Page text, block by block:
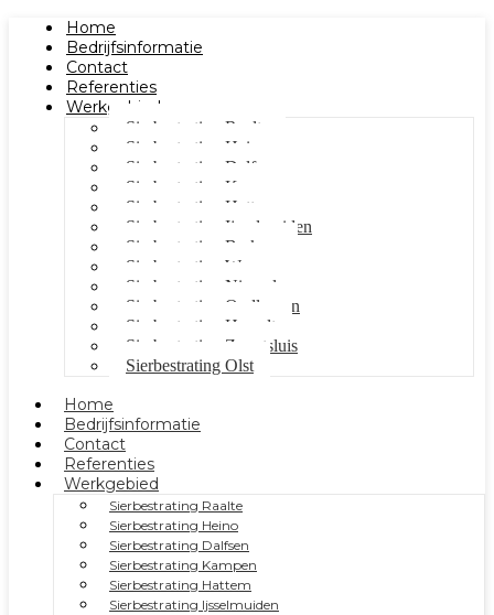
Home
Bedrijfsinformatie
Contact
Referenties
Werkgebied
Sierbestrating Raalte
Sierbestrating Heino
Sierbestrating Dalfsen
Sierbestrating Kampen
Sierbestrating Hattem
Sierbestrating Ijsselmuiden
Sierbestrating Berkum
Sierbestrating Wezep
Sierbestrating Nieuwleusen
Sierbestrating Oudleusen
Sierbestrating Hasselt
Sierbestrating Zwartsluis
Sierbestrating Olst
Home
Bedrijfsinformatie
Contact
Referenties
Werkgebied
Sierbestrating Raalte
Sierbestrating Heino
Sierbestrating Dalfsen
Sierbestrating Kampen
Sierbestrating Hattem
Sierbestrating Ijsselmuiden